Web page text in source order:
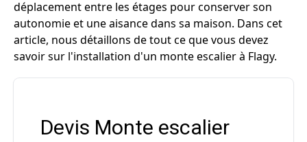
déplacement entre les étages pour conserver son
autonomie et une aisance dans sa maison. Dans cet
article, nous détaillons de tout ce que vous devez
savoir sur l'installation d'un monte escalier à Flagy.
Devis Monte escalier